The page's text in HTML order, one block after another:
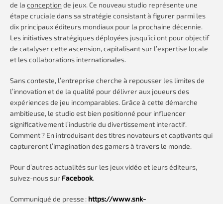
de la conception de jeux. Ce nouveau studio représente une
étape cruciale dans sa stratégie consistant à figurer parmi les
dix principaux éditeurs mondiaux pour la prochaine décennie.
Les initiatives stratégiques déployées jusqu’ici ont pour objectif
de catalyser cette ascension, capitalisant sur l’expertise locale
et les collaborations internationales.
Sans conteste, l’entreprise cherche à repousser les limites de
l’innovation et de la qualité pour délivrer aux joueurs des
expériences de jeu incomparables. Grâce à cette démarche
ambitieuse, le studio est bien positionné pour influencer
significativement l’industrie du divertissement interactif.
Comment ? En introduisant des titres novateurs et captivants qui
captureront l’imagination des gamers à travers le monde.
Pour d’autres actualités sur les jeux vidéo et leurs éditeurs,
suivez-nous sur Facebook.
Communiqué de presse : https://www.snk-